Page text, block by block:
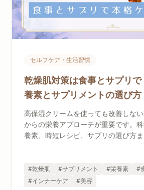
セルフケア・生活習慣
乾燥肌対策は食事とサプリ
養素とサプリメントの選び方
高保湿クリームを使っても改善しな
からの栄養アプローチが重要です。
養素、時短レシピ、サプリの選び方
#乾燥肌
#サプリメント #栄養素
#
#インナーケア
#美容